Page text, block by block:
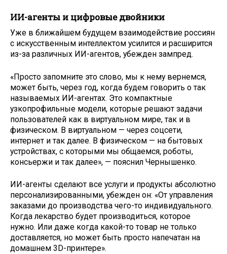
ИИ-агенты и цифровые двойники
Уже в ближайшем будущем взаимодействие россиян
с искусственным интеллектом усилится и расширится
из-за различных ИИ-агентов, убежден зампред.
«Просто запомните это слово, мы к нему вернемся,
может быть, через год, когда будем говорить о так
называемых ИИ-агентах. Это компактные
узкопрофильные модели, которые решают задачи
пользователей как в виртуальном мире, так и в
физическом. В виртуальном — через соцсети,
интернет и так далее. В физическом — на бытовых
устройствах, с которыми мы общаемся, роботы,
консьержи и так далее», — пояснил Чернышенко.
ИИ-агенты сделают все услуги и продукты абсолютно
персонализированными, убежден он: «От управления
заказами до производства чего-то индивидуального.
Когда лекарство будет производиться, которое
нужно. Или даже когда какой-то товар не только
доставляется, но может быть просто напечатан на
домашнем 3D-принтере».